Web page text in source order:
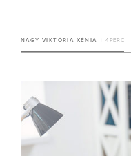
NAGY VIKTÓRIA XÉNIA 4 PERC